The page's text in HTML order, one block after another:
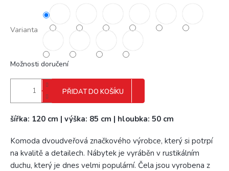
Varianta
Možnosti doručení
PŘIDAT DO KOŠÍKU
šířka: 120 cm | výška: 85 cm | hloubka: 50 cm
Komoda dvoudveřová značkového výrobce, který si potrpí
na kvalitě a detailech. Nábytek je vyráběn v rustikálním
duchu, který je dnes velmi populární. Čela jsou vyrobena z